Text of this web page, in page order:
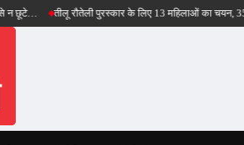
तीलू रौतेली पुरस्कार के लिए 13 महिलाओं का चयन, 35 आंगनबाड़ी